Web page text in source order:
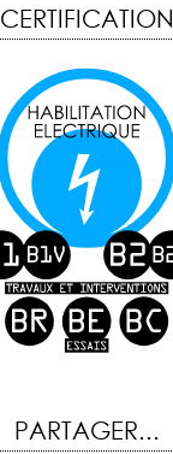
CERTIFICATION
PARTAGER...